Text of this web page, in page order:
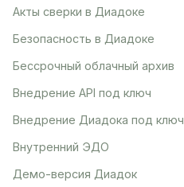
Акты сверки в Диадоке
Безопасность в Диадоке
Бессрочный облачный архив
Внедрение API под ключ
Внедрение Диадока под ключ
Внутренний ЭДО
Демо-версия Диадок